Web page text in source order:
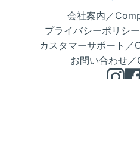
会社案内／
プライバシーポリシ
カスタマーサポート
お問い合わせ